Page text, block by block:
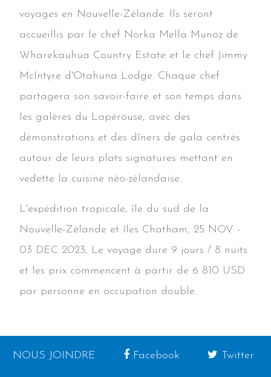
voyages en Nouvelle-Zélande. Ils seront
accueillis par le chef Norka Mella Munoz de
Wharekauhua Country Estate et le chef Jimmy
McIntyre d'Otahuna Lodge. Chaque chef
partagera son savoir-faire et son temps dans
les galères du Lapérouse, avec des
démonstrations et des dîners de gala centrés
autour de leurs plats signatures mettant en
vedette la cuisine néo-zélandaise.
L'expédition tropicale, île du sud de la
Nouvelle-Zélande et îles Chatham, 25 NOV -
03 DEC 2023, Le voyage dure 9 jours / 8 nuits
et les prix commencent à partir de 6 810 USD
par personne en occupation double.
NOUS JOINDRE Facebook Twitter